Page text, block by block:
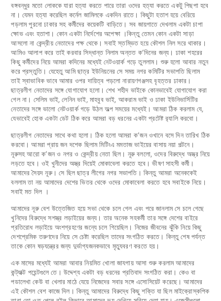
বঙ্গবন্ধুর মতো লোককে যারা হত্যা করতে পারে তারা ওদের হত্যা করতে একটু পিছপা হবে
না। যেমন হত্যা করেছিল কর্নেল জামিলকে একদিন রাতে। কিছুটা হতাশ হয়ে বেরিয়ে
পড়লাম পুরনো ঢাকার সহ কর্মীদের কয়েকটি বাড়িতে। সব জায়গাতে দেখলাম একটা চাপা
ক্ষোভ এবং হতাশা। কোন একটা নির্দেশের অপেক্ষা ।কিন্তু তেমন কোন একটা সাড়া
আসলো না কেন্দ্রীয় নেতাদের পক্ষ থেকে। সবাই স্তম্ভিত হয়ে কৌশল নিল সরে থাকার।
আমিও আলাপ করে তাই করবার সিদ্ধান্ত নিলাম অন্তত ক’দিনের জন্য। ঢাকা শহরের
কিছু কর্মীদের নিয়ে আমরা কদিনের মধ্যেই নেটওয়ার্ক গড়ে তুললাম। শুরু হলো আবার নতুন
করে প্রস্তুতি। যেহেতু আমি ছাত্র ইউনিয়নের সে সময় নগর কমিটির সভাপতি ছিলাম
তাই স্বাভাবিক ভাবে আমার ওপর দায়িত্ব পড়লো নারায়ণগঞ্জসহ বৃহত্তর ঢাকার।
ছাত্রলীগ নেতাদের সঙ্গে যোগাযোগ হলো। শেখ শহীদ ভাইকে কোনভাবেই যোগাযোগ করা
গেল না। সেলিম ভাই, লেনিন ভাই, মাহবুব ভাই, আকরাম ভাই ও ঢাকা ইউনিভার্সিটির
নেতাদের সঙ্গে ভালো নেটওয়ার্ক গড়ে উঠল অল্প সময়ের মধ্যেই। আমরা ঠিক করলাম যে,
যেভাবেই হোক একটা ডেট ঠিক করে আমরা বড় ধরনের একটা প্রটেষ্ট র‌্যালি করবো।
ছাত্রলীগ নেতাদের সাথে কথা হলো। ঠিক হলো আমরা ক’জন ওখানে বসে দিন তারিখ ঠিক
করবো। আমরা প্রায় জন দশেক ছিলাম মিটিংএ মমতাজ ভাইয়ের বাসায় নয়া পল্টনে।
নূরুসহ আরো ক’জন ও নগর ও কেন্দ্রীয় নেতা ছিল। নূরু বললো, ওদের বিরুদ্ধে অস্ত্র নিয়ে
লড়তে হবে। ওই খুনীদের অস্ত্র দিয়েই মোকাবেলা করতে হবে। ভীষণ সাহসী কর্মী।
আমাদের সৈয়দ নূরু। সে ছিল ছাত্র লীগের নগর সভাপতি। কিন্তু আমরা অনেককেই
বললাম তা নয় আমাদের দেশের ভিতর থেকে ওদের মোকাবেলা করতে হবে সবাইকে নিয়ে।
সবাই মত দিল ।
আমাদের নূরু বেশ উত্তেজিত হয়ে সভা থেকে চলে গেল এবং পরে জানলাম সে চলে গেছে
খুনিদের বিরুদ্ধে সশস্ত্র লড়াইয়ের জন্য। তার অনেক সহকর্মী তার সঙ্গে দেশের বাইরে
প্রতিরোধ লড়াইয়ে অংশগ্রহণের জন্যে চলে গিয়েছিল। নিজের জীবনের ঝুঁকি নিয়ে কিছু
দেশপ্রেমিক তরুণদের নিয়ে সে চেষ্টা করেছিল তাদের সংগঠিত করতে। কিন্তু শেষ পর্যন্ত
তাকে কোন ষড়যন্ত্রের জন্য দুর্ভাগ্যজনকভাবে মৃত্যুবরণ করতে হয়।
এক মাসের মধ্যেই আমরা আবার নিয়মিত খোলা জাযগায় আসা শুরু করলাম আমাদের
কন্ট্যাক্ট পয়েন্টগুলে তে। উদ্দেশ্য একটা বড় ধরনের প্রতিবাদ সংগঠিত করা। কেও বা
পডালেখা কেউ বা খেলার মাঠে যেয়ে নিজেদের সবার সঙ্গে এসোসিয়েট করেছে। আমাদের
এই কৌশল বেশ কাজে দিল। কিন্তু আমাদের বিরুদ্ধে কিছু শক্তি যা ছিল মাইক্রোস্কপিক